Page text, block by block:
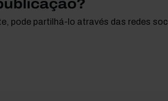
pode partilhá-lo através das redes